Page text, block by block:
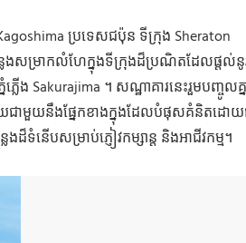
ប្រទេសជប៉ុន ទីក្រុង Sheraton
ែងសម្រាកលំហែក្នុងទីក្រុងដ៏ប្រណិតដែលផ្តល់នូ
លើង Sakurajima ។ សណ្ឋាគារនេះរួមបញ្ចូលគ្
ាមួយនឹងផ្នែកខាងក្នុងដែលបំផុសគំនិតដោ
ដ៏ទំនើបសម្រាប់ភ្ញៀវកម្សាន្ត និងអាជីវកម្ម។